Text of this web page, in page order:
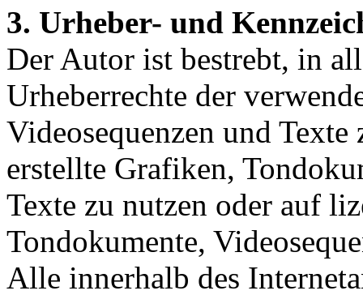
3. Urheber- und
Der Autor ist bestrebt, in
Urheberrechte der
Videosequenzen und
erstellte Grafiken,
Texte zu nutzen oder auf
Tondokumente,
Alle innerhalb des